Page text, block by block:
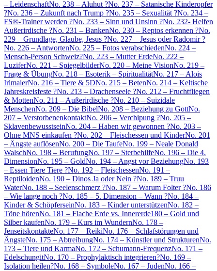
– LeidenschaftNo. 238 – Aluhut ?No. 237 – Satanische Kinderopfer
?No. 236 – Zukunft nach Trump ?No. 235 – Sexualität ?No. 234 –
FS®-Trainer werden ?No. 233 – Sinn und Unsinn ?No. 232- Helfen
Außerirdische ?No. 231 – BankenNo. 230 – Reptos erkennen ?No.
229 – Grundlage, Glaube, Jesus ?No. 227 – Jesus oder Radomir ?
No. 226 – AntwortenNo. 225 – Fotos verabschiedenNo. 224 –
Mensch-Person Schweiz?No. 223 – Mutter ErdeNo. 222 –
LuziferNo. 221 – SpiegelbilderNo. 220 – Meine VisionNo. 219 –
Frage & ÜbungNo. 218 – Esoterik – SpiritualitätNo. 217 – Alois
IrlmaierNo. 216 – Tiere & 5DNo. 215 – BetenNo. 214 – Keltische
Jahreskreisfeste ?No. 213 – Drachenseele ?No. 212 – Fruchtfliegen
& MottenNo. 211 – Außerirdische ?No. 210 – Suizidale
MenschenNo. 209 – Die BibelNo. 208 – Beziehung zu GottNo.
207 – VerstorbenenkontaktNo. 206 – Verchipung ?No. 205 –
SklavenbewusstseinNo. 204 – Haben wir gewonnen ?No. 203 –
Ohne MNS einkaufen ?No. 202 – Fleischessen und KinderNo. 201
– Ängste auflösenNo. 200 – Die TaufeNo. 199 – Neale Donald
WalschNo. 198 – BerufungNo. 197 – SterbehilfeNo. 196 – Die 4.
DimensionNo. 195 – GoldNo. 194 – Angst vor BeziehungNo. 193
– Essen Tiere Tiere ?No. 192 – FleischessenNo. 191 –
ReptiloidenNo. 190 – Dinos Ja oder Nein ?No. 189 – Truu
WaterNo. 188 – Seelenschmerz ?No. 187 – Warum Folter ?No. 186
– Wie lange noch ?No. 185 – 5. Dimension – Wann ?No. 184 –
Kinder & SchöpferseinNo. 183 – Kinder unterstützenNo. 182 –
Töne hörenNo. 181 – Flache Erde vs. Innererde180 – Gold und
Silber kaufenNo. 179 – Kurs im WundernNo. 178 –
JenseitskontakteNo. 177 – ReikiNo. 176 – Schlafstörungen und
ÄngsteNo. 175 – AbtreibungNo. 174 – Künstler und StrukturenNo.
173 – Tiere und KarmaNo. 172 – Schumann-FrequenzNo. 171 –
EdelschungitNo. 170 – Prophylaktisch integrieren?No. 169 –
Isolation heilen?No. 168 – SymboleNo. 167 – JudenNo. 166 –